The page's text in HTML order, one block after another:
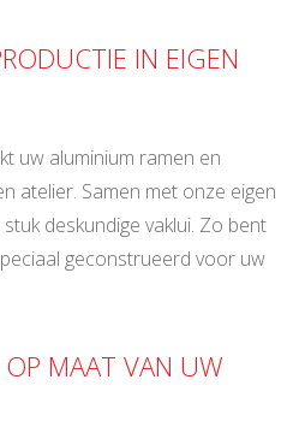
IN EIGEN
uw aluminium ramen en
atelier. Samen met onze eigen
deskundige vaklui. Zo bent
geconstrueerd voor uw
MAAT VAN UW